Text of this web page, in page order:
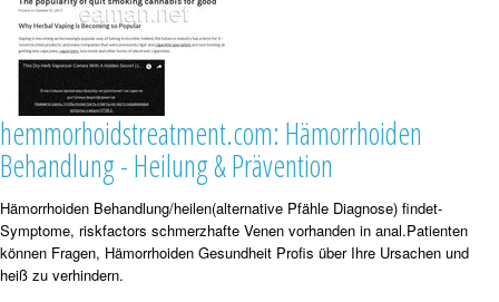
hemmorhoidstreatment.com: Hämorrhoiden
Behandlung - Heilung & Prävention
Hämorrhoiden Behandlung/heilen(alternative Pfähle Diagnose) findet-
Symptome, riskfactors schmerzhafte Venen vorhanden in anal.Patienten
können Fragen, Hämorrhoiden Gesundheit Profis über Ihre Ursachen und
heiß zu verhindern.